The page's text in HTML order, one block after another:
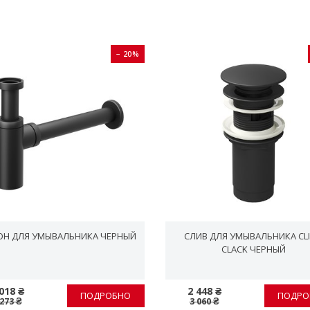
− 20%
ДЛЯ УМЫВАЛЬНИКА ЧЕРНЫЙ
₴
₴ ПОДРОБНО
СЛИВ ДЛЯ УМЫВАЛЬНИКА
CLACK ЧЕРНЫЙ
2 448 ₴
3 060 ₴